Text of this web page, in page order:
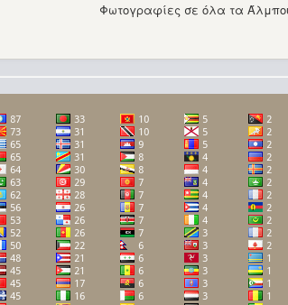
Φωτογραφίες σε όλα τα